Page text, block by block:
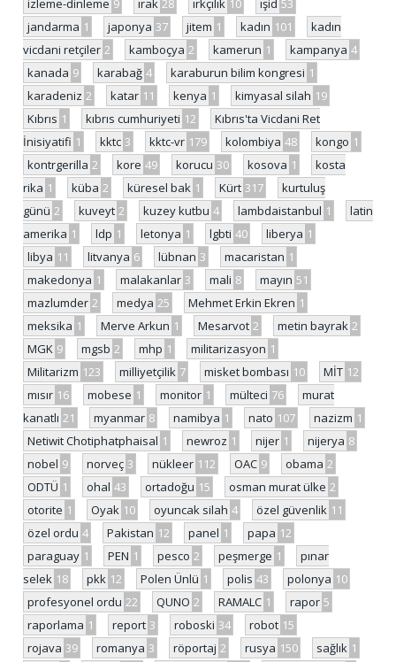
izleme-dinleme 9 ırak 28 ırkçılık 10 ışid 53
jandarma 1 japonya 37 jitem 1 kadın 101
kadın
vicdani retçiler 2 kamboçya 2 kamerun 1 kampanya 4
kanada 9 karabağ 4 karaburun bilim kongresi 1
karadeniz 2 katar 11 kenya 1 kimyasal silah 19
Kıbrıs 1 kıbrıs cumhuriyeti 12
Kıbrıs'ta Vicdani Ret
İnisiyatifi 1 kktc 3 kktc-vr 179 kolombiya 48 kongo 1
kontrgerilla 2 kore 49 korucu 30 kosova 1
kosta
rika 1 küba 2 küresel bak 1 Kürt 317
kurtuluş
günü 2 kuveyt 2 kuzey kutbu 4 lambdaistanbul 1
latin
amerika 1 ldp 1 letonya 1 lgbti 40 liberya 1
libya 11 litvanya 6 lübnan 3 macaristan 1
makedonya 1 malakanlar 3 mali 8 mayın 51
mazlumder 2 medya 25 Mehmet Erkin Ekren 1
meksika 1 Merve Arkun 1 Mesarvot 2 metin bayrak 2
MGK 9 mgsb 2 mhp 1 militarizasyon 1
Militarizm 123 milliyetçilik 7 misket bombası 10 MİT 12
mısır 16 mobese 1 monitor 1 mülteci 76
murat
kanatlı 21 myanmar 8 namibya 1 nato 107 nazizm 1
Netiwit Chotiphatphaisal 1 newroz 1 nijer 1 nijerya 8
nobel 9 norveç 3 nükleer 112 OAC 9 obama 2
ODTÜ 1 ohal 43 ortadoğu 15 osman murat ülke 2
otorite 1 Oyak 10 oyuncak silah 4 özel güvenlik 11
özel ordu 4 Pakistan 12 panel 1 papa 12
paraguay 1 PEN 1 pesco 2 peşmerge 1
pınar
selek 18 pkk 12 Polen Ünlü 1 polis 43 polonya 10
profesyonel ordu 22 QUNO 2 RAMALC 1 rapor 5
raporlama 1 report 3 roboski 34 robot 15
rojava 39 romanya 3 röportaj 2 rusya 150 sağlık 1